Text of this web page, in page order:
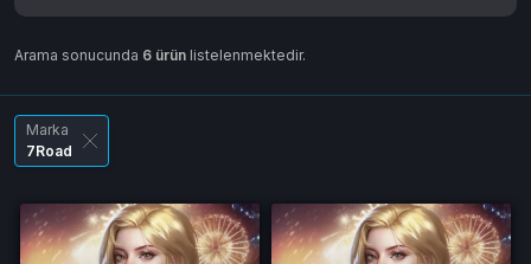
Arama sonucunda 6 ürün listelenmektedir.
Marka
7Road